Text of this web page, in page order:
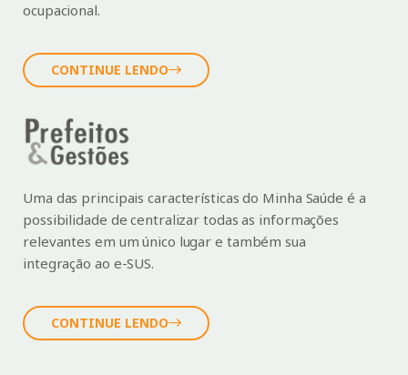
ocupacional.
CONTINUE LENDO
Uma das principais características do Minha Saúde é a
possibilidade de centralizar todas as informações
relevantes em um único lugar e também sua
integração ao e-SUS.
CONTINUE LENDO